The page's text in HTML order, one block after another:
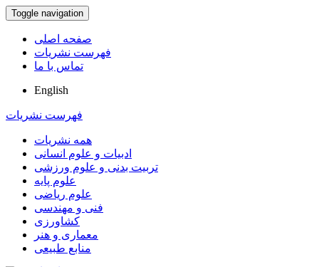
Toggle navigation
صفحه اصلی
فهرست نشریات
تماس با ما
English
فهرست نشریات
همه نشریات
ادبیات و علوم انسانی
تربیت بدنی و علوم ورزشی
علوم پایه
علوم ریاضی
فنی و مهندسی
کشاورزی
معماری و هنر
منابع طبیعی